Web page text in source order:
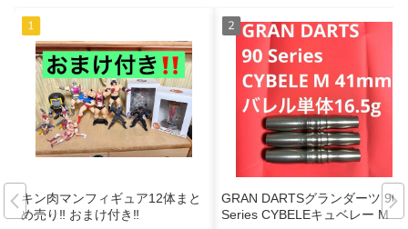
キン肉マンフィギュア12体まと
め売り‼️ おまけ付き‼️
GRAN DARTSグランダーツ 90
Series CYBELEキュベレー M